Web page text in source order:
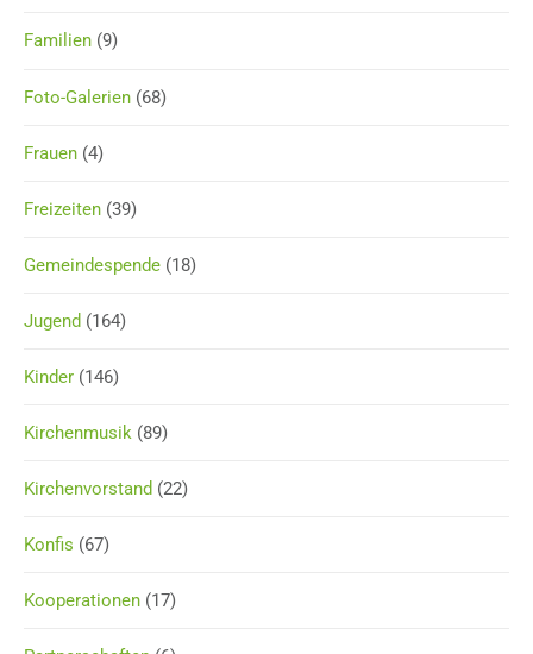
Familien (9)
Foto-Galerien (68)
Frauen (4)
Freizeiten (39)
Gemeindespende (18)
Jugend (164)
Kinder (146)
Kirchenmusik (89)
Kirchenvorstand (22)
Konfis (67)
Kooperationen (17)